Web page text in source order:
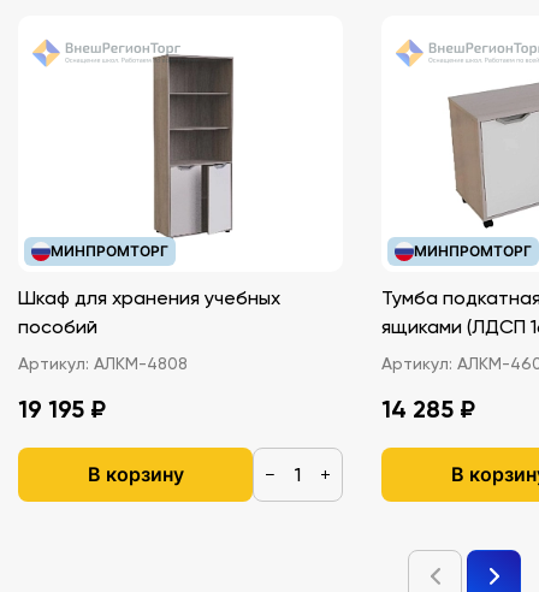
МИНПРОМТОРГ
Шкаф для хранения учебных
пособий
Артикул: АЛКМ-4808
19 195 ₽
В корзину − +
МИНПРОМТОРГ
Тумба
ящиками
Артикул: АЛКМ-
14 285 ₽
В